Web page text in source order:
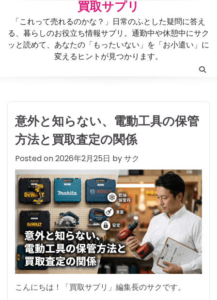
content
買取サプリ
「これって売れるのかな？」日常のふとした疑問に答え
る、暮らしのお役立ち情報サプリ。通勤中や休憩中にサク
ッと読めて、あなたの「もったいない」を「お小遣い」に
変えるヒントが見つかります。
意外と知らない、電動工具の保管
方法と買取査定の関係
Posted on2026年2月25日 byサク
こんにちは！「買取サプリ」編集長のサクです。